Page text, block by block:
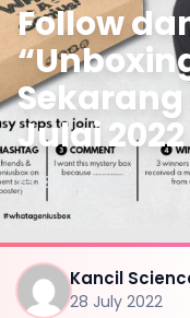
Follow
Sekarang
Julai 2022
28 July 2022
Kancil
28 July 2022